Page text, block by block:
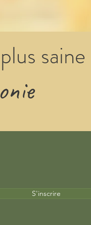
saine
S'inscrire